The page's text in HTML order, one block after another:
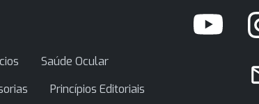
Saúde Ocular
Princípios Editoriais